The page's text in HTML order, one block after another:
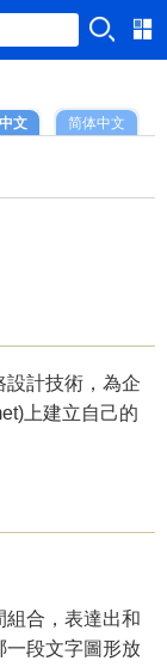
简体中文
文
設計技術，為企
上建立自己的
合，表達出和
一段文字圖形放